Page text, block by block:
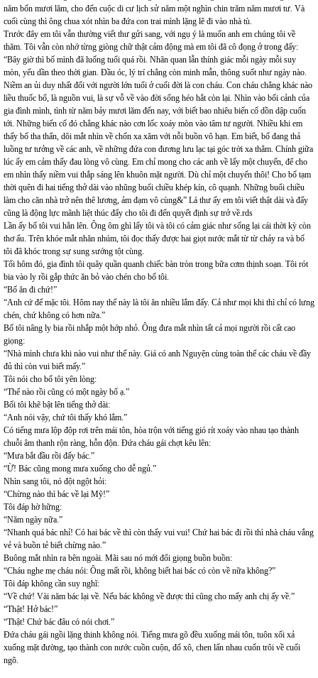
năm bốn mươi lăm, cho đến cuộc di cư lịch sử năm một nghìn chin trăm năm mươi tư. Và
cuối cùng thì ông chua xót nhìn ba đứa con trai mình lặng lẽ đi vào nhà tù.
Trước đây em tôi vẫn thường viết thư gửi sang, với ngụ ý là muốn anh em chúng tôi về
thăm. Tôi vẫn còn nhớ từng giòng chữ thật cảm động mà em tôi đã cô đọng ở trong đấy:
“Bây giờ thì bố mình đã luống tuổi quá rồi. Nhãn quan lẫn thính giác mỗi ngày mỗi suy
mòn, yếu dần theo thời gian. Đầu óc, lý trí chẳng còn minh mẫn, thông suốt như ngày nào.
Niềm an ủi duy nhất đối với người lớn tuổi ở cuối đời là con cháu. Con cháu chẳng khác nào
liều thuốc bổ, là nguồn vui, là sự vỗ về vào đời sống héo hắt còn lại. Nhìn vào bối cảnh của
gia đình mình, tình từ năm bảy mươi lăm đến nay, với biết bao nhiêu biến cố dồn dập cuốn
tới. Những biến cố đó chẳng khác nào cơn lốc xoáy mòn vào tâm tư người. Nhiều khi em
thấy bố tha thẩn, dõi mắt nhìn về chốn xa xăm với nỗi buồn vô hạn. Em biết, bố đang thả
luồng tư tưởng về các anh, về những đứa con đương lưu lạc tại góc trời xa thẳm. Chính giữa
lúc ấy em cảm thấy đau lòng vô cùng. Em chỉ mong cho các anh về lấy một chuyến, để cho
em nhìn thấy niềm vui thắp sáng lên khuôn mặt người. Dù chỉ một chuyến thôi! Cho bố tạm
thời quên đi hai tiếng thở dài vào nhũng buổi chiều khép kín, cô quạnh. Những buổi chiều
làm cho căn nhà trở nên thê lương, ảm đạm vô cùng&” Lá thư ấy em tôi viết thật dài và đấy
cũng là động lực mãnh liệt thúc đẩy cho tôi đi đến quyết định sự trở về.rds
Lần ấy bố tôi vui hẳn lên. Ông ôm ghì lấy tôi và tôi có cảm giác như sống lại cái thời kỳ còn
thơ ấu. Trên khóe mắt nhăn nhúm, tôi đọc thấy được hai giọt nước mắt từ từ chảy ra và bố
tôi đã khóc trong sự sung sướng tột cùng.
Tối hôm đó, gia đình tôi quây quần quanh chiếc bàn tròn trong bữa cơm thịnh soạn. Tôi rót
bia vào ly rồi gắp thức ăn bỏ vào chén cho bố tôi.
“Bố ăn đi chứ!”
“Anh cứ để mặc tôi. Hôm nay thế này là tôi ăn nhiều lắm đấy. Cả như mọi khi thì chỉ có lưng
chén, chứ không có hơn nữa.”
Bố tôi nâng ly bia rồi nhắp một hớp nhỏ. Ông đưa mắt nhìn tất cả mọi người rồi cất cao
giọng:
“Nhà mình chưa khi nào vui như thế này. Giá có anh Nguyện cùng toàn thể các cháu về đầy
đủ thì còn vui biết mấy.”
Tôi nói cho bố tôi yên lòng:
“Thể nào rồi cũng có một ngày bố ạ.”
Bối tôi khẽ bật lên tiếng thở dài:
“Anh nói vậy, chứ tôi thấy khó lắm.”
Có tiếng mưa lộp độp rơi trên mái tôn, hòa trộn với tiếng gió rít xoáy vào nhau tạo thành
chuỗi âm thanh rộn ràng, hỗn độn. Đứa cháu gái chợt kêu lên:
“Mưa bắt đầu rồi đấy bác.”
“Ừ! Bác cũng mong mưa xuống cho dễ ngủ.”
Nhìn sang tôi, nó đột ngột hỏi:
“Chừng nào thì bác về lại Mỹ!”
Tôi đáp hờ hững:
“Năm ngày nữa.”
“Nhanh quá bác nhỉ! Có hai bác về thì còn thấy vui vui! Chứ hai bác đi rồi thì nhà cháu vắng
vẻ và buồn tẻ biết chừng nào.”
Buông mắt nhìn ra bên ngoài. Mãi sau nó mới đổi giọng buồn buồn:
“Cháu nghe mẹ cháu nói: Ông mất rồi, không biết hai bác có còn về nữa không?”
Tôi đáp không cần suy nghĩ:
“Về chứ! Vài năm bác lại về. Nếu bác không về được thì cũng cho mấy anh chị ấy về.”
“Thật! Hở bác!”
“Thật! Chứ bác đâu có nói chơi.”
Đứa cháu gái ngồi lặng thinh không nói. Tiếng mưa gõ đều xuống mái tôn, tuôn xối xả
xuống mặt đường, tạo thành con nước cuồn cuộn, đổ xô, chen lấn nhau cuốn trôi về cuối
ngõ.